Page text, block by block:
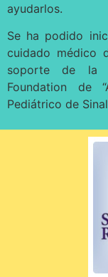
ayudarlos.
Se ha podido
cuidado médico
soporte de la
Foundation de
Pediátrico de